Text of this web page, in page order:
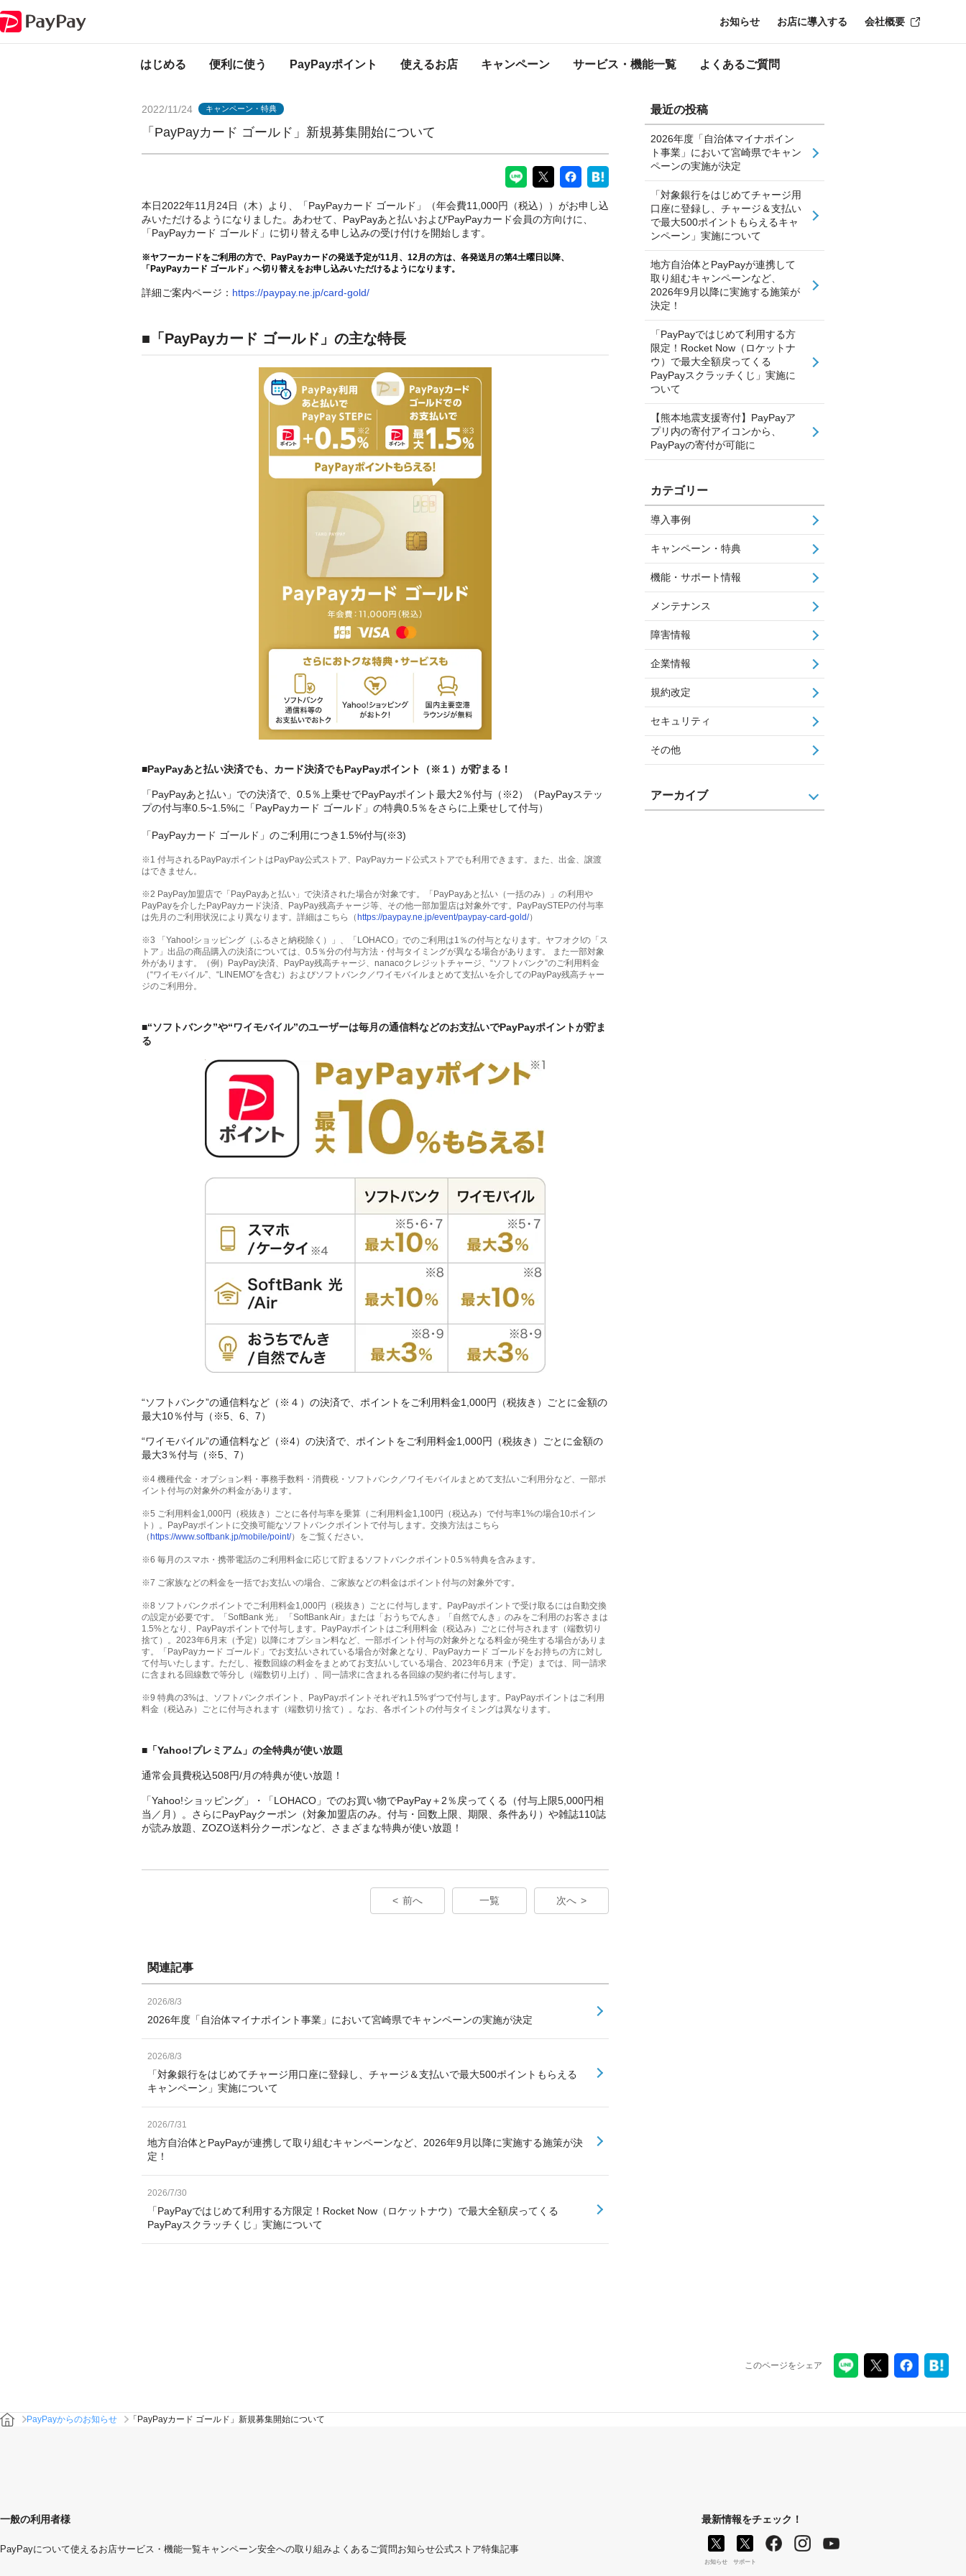
はじめる 便利に使う PayPayポイント 使えるお店 キャンペーン サービス・機能一覧 よくあるご質問
お知らせ お店に導入する 会社概要
PayPayからのお知らせ
2022/11/24 キャンペーン・特典
「PayPayカード ゴールド」新規募集開始について
本日2022年11月24日（木）より、「PayPayカード ゴールド」（年会費11,000円（税込））がお申し込
みいただけるようになりました。あわせて、PayPayあと払いおよびPayPayカード会員の方向けに、
「PayPayカード ゴールド」に切り替える申し込みの受け付けを開始します。
※ヤフーカードをご利用の方で、PayPayカードの発送予定が11月、12月の方は、各発送月の第4土曜日以降、
「PayPayカード ゴールド」へ切り替えをお申し込みいただけるようになります。
詳細ご案内ページ： https://paypay.ne.jp/card-gold/
■「PayPayカード ゴールド」の主な特長
■PayPayあと払い決済でも、カード決済でもPayPayポイント（※１）が貯まる！
「PayPayあと払い」での決済で、0.5％上乗せでPayPayポイント最大2％付与（※2）（PayPayステッ
プの付与率0.5~1.5%に「PayPayカード ゴールド」の特典0.5％をさらに上乗せして付与）
「PayPayカード ゴールド」のご利用につき1.5%付与(※3)
※1 付与されるPayPayポイントはPayPay公式ストア、PayPayカード公式ストアでも利用できます。また、出金、譲渡
はできません。
※2 PayPay加盟店で「PayPayあと払い」で決済された場合が対象です。「PayPayあと払い（一括のみ）」の利用や
PayPayを介したPayPayカード決済、PayPay残高チャージ等、その他一部加盟店は対象外です。PayPaySTEPの付与率
は先月のご利用状況により異なります。詳細はこちら（https://paypay.ne.jp/event/paypay-card-gold/）
※3 「Yahoo!ショッピング（ふるさと納税除く）」、「LOHACO」でのご利用は1％の付与となります。ヤフオク!の「ス
トア」出品の商品購入の決済については、0.5％分の付与方法・付与タイミングが異なる場合があります。 また一部対象
外があります。（例）PayPay決済、PayPay残高チャージ、nanacoクレジットチャージ、“ソフトバンク”のご利用料金
（“ワイモバイル”、“LINEMO”を含む）およびソフトバンク／ワイモバイルまとめて支払いを介してのPayPay残高チャー
ジのご利用分。
■“ソフトバンク”や“ワイモバイル”のユーザーは毎月の通信料などのお支払いでPayPayポイントが貯ま
る
“ソフトバンク”の通信料など（※４）の決済で、ポイントをご利用料金1,000円（税抜き）ごとに金額の
最大10％付与（※5、6、7）
“ワイモバイル”の通信料など（※4）の決済で、ポイントをご利用料金1,000円（税抜き）ごとに金額の
最大3％付与（※5、7）
※4 機種代金・オプション料・事務手数料・消費税・ソフトバンク／ワイモバイルまとめて支払いご利用分など、一部ポ
イント付与の対象外の料金があります。
※5 ご利用料金1,000円（税抜き）ごとに各付与率を乗算（ご利用料金1,100円（税込み）で付与率1%の場合10ポイン
ト）。PayPayポイントに交換可能なソフトバンクポイントで付与します。交換方法はこちら
（https://www.softbank.jp/mobile/point/）をご覧ください。
※6 毎月のスマホ・携帯電話のご利用料金に応じて貯まるソフトバンクポイント0.5％特典を含みます。
※7 ご家族などの料金を一括でお支払いの場合、ご家族などの料金はポイント付与の対象外です。
※8 ソフトバンクポイントでご利用料金1,000円（税抜き）ごとに付与します。PayPayポイントで受け取るには自動交換
の設定が必要です。「SoftBank 光」 「SoftBank Air」または「おうちでんき」「自然でんき」のみをご利用のお客さまは
1.5%となり、PayPayポイントで付与します。PayPayポイントはご利用料金（税込み）ごとに付与されます（端数切り
捨て）。2023年6月末（予定）以降にオプション料など、一部ポイント付与の対象外となる料金が発生する場合がありま
す。「PayPayカード ゴールド」でお支払いされている場合が対象となり、PayPayカード ゴールドをお持ちの方に対し
て付与いたします。ただし、複数回線の料金をまとめてお支払いしている場合、2023年6月末（予定）までは、同一請求
に含まれる回線数で等分し（端数切り上げ）、同一請求に含まれる各回線の契約者に付与します。
※9 特典の3%は、ソフトバンクポイント、PayPayポイントそれぞれ1.5%ずつで付与します。PayPayポイントはご利用
料金（税込み）ごとに付与されます（端数切り捨て）。なお、各ポイントの付与タイミングは異なります。
■「Yahoo!​プレミアム」の全特典が使い放題
通常会員費税込508円/月の特典が使い放題！
「Yahoo!ショッピング」・「LOHACO」でのお買い物でPayPay＋2％戻ってくる（付与上限5,000円相
当／月）。さらにPayPayクーポン（対象加盟店のみ。付与・回数上限、期限、条件あり）や雑誌110誌
が読み放題、ZOZO送料分クーポンなど、さまざまな特典が使い放題！
前へ 一覧 次へ
関連記事
2026/8/3
2026年度「自治体マイナポイント事業」において宮崎県でキャンペーンの実施が決定
2026/8/3
「対象銀行をはじめてチャージ用口座に登録し、チャージ＆支払いで最大500ポイントもらえる
キャンペーン」実施について
2026/7/31
地方自治体とPayPayが連携して取り組むキャンペーンなど、2026年9月以降に実施する施策が決
定！
2026/7/30
「PayPayではじめて利用する方限定！Rocket Now（ロケットナウ）で最大全額戻ってくる
PayPayスクラッチくじ」実施について
最近の投稿
2026年度「自治体マイナポイン
ト事業」において宮崎県でキャン
ペーンの実施が決定
「対象銀行をはじめてチャージ用
口座に登録し、チャージ＆支払い
で最大500ポイントもらえるキャ
ンペーン」実施について
地方自治体とPayPayが連携して
取り組むキャンペーンなど、
2026年9月以降に実施する施策が
決定！
「PayPayではじめて利用する方
限定！Rocket Now（ロケットナ
ウ）で最大全額戻ってくる
PayPayスクラッチくじ」実施に
ついて
【熊本地震支援寄付】PayPayア
プリ内の寄付アイコンから、
PayPayの寄付が可能に
カテゴリー
導入事例
キャンペーン・特典
機能・サポート情報
メンテナンス
障害情報
企業情報
規約改定
セキュリティ
その他
アーカイブ
このページをシェア
PayPayからのお知らせ 「PayPayカード ゴールド」新規募集開始について
一般の利用者様
PayPayについて使えるお店サービス・機能一覧キャンペーン安全への取り組みよくあるご質問お知らせ公式ストア特集記事
最新情報をチェック！
お知らせ サポート